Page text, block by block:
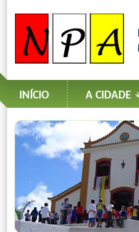
INÍCIO A CIDADE